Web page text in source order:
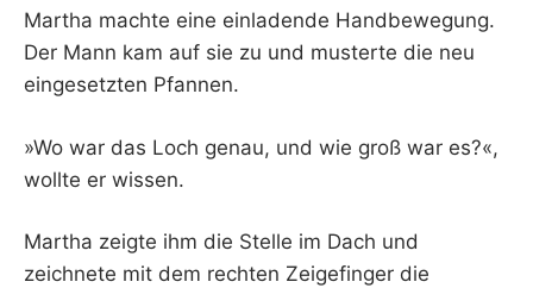
Martha machte eine einladende Handbewegung.
Der Mann kam auf sie zu und musterte die neu
eingesetzten Pfannen.
»Wo war das Loch genau, und wie groß war es?«,
wollte er wissen.
Martha zeigte ihm die Stelle im Dach und
zeichnete mit dem rechten Zeigefinger die